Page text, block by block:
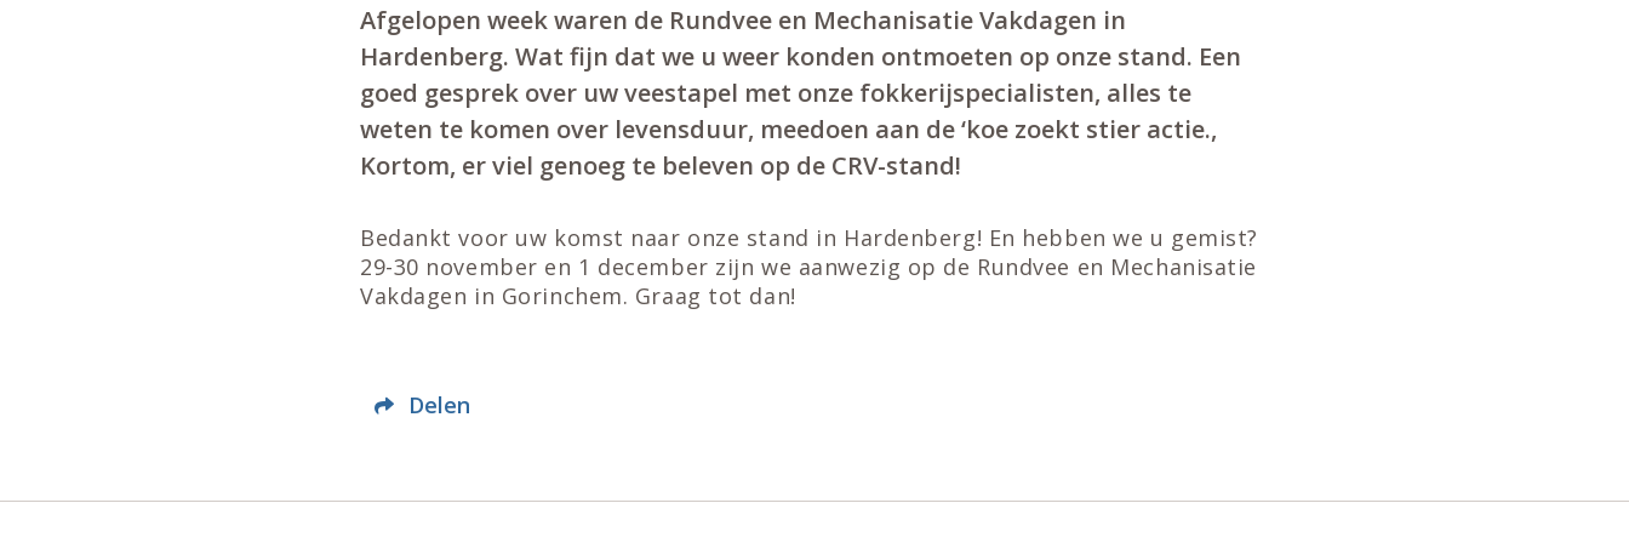
Afgelopen week waren de Rundvee en Mechanisatie Vakdagen in
Hardenberg. Wat fijn dat we u weer konden ontmoeten op onze stand. Een
goed gesprek over uw veestapel met onze fokkerijspecialisten, alles te
weten te komen over levensduur, meedoen aan de ‘koe zoekt stier actie.,
Kortom, er viel genoeg te beleven op de CRV-stand!
Bedankt voor uw komst naar onze stand in Hardenberg! En hebben we u gemist?
29-30 november en 1 december zijn we aanwezig op de Rundvee en Mechanisatie
Vakdagen in Gorinchem. Graag tot dan!
Delen